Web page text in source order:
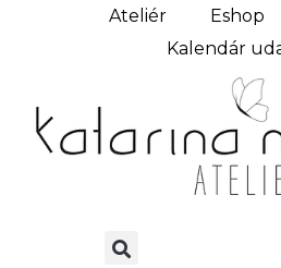
Ateliér Eshop
Kalendár